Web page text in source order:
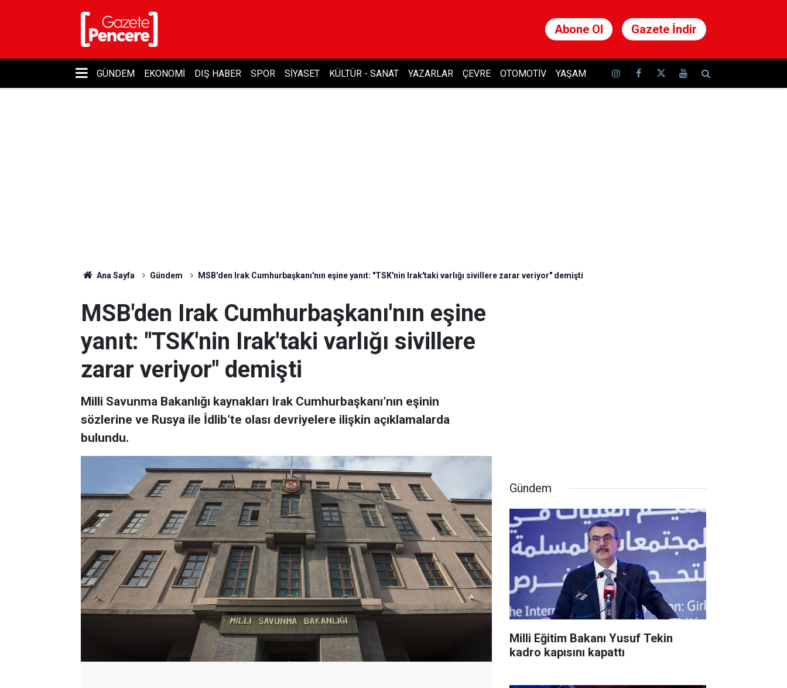
Abone Ol Gazete İndir
GÜNDEM EKONOMI DIŞ HABER SPOR SIYASET KÜLTÜR - SANAT YAZARLAR ÇEVRE OTOMOTIV YAŞAM
Ana Sayfa Gündem MSB'den Irak Cumhurbaşkanı'nın eşine yanıt: "TSK'nin Irak'taki varlığı sivillere zarar veriyor" demişti
MSB'den Irak Cumhurbaşkanı'nın eşine
yanıt: "TSK'nin Irak'taki varlığı sivillere
zarar veriyor" demişti
Milli Savunma Bakanlığı kaynakları Irak Cumhurbaşkanı’nın eşinin
sözlerine ve Rusya ile İdlib’te olası devriyelere ilişkin açıklamalarda
bulundu.
Gündem
Milli Eğitim Bakanı Yusuf Tekin
kadro kapısını kapattı